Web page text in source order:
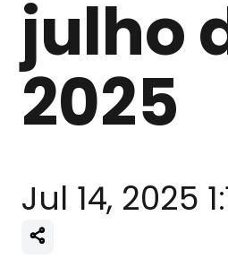
julho
2025
Jul 14, 2025